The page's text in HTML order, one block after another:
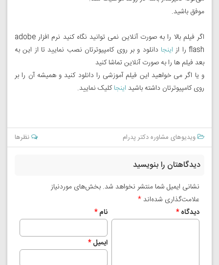
موفق باشید.
اگر فیلم بالا را به صورت آنلاین نمی توانید نگاه کنید نرم افزار adobe
flash را از
اینجا دانلود و بر روی کامپیوترتان نصب نمایید تا از این به
بعد فیلم ها را به صورت آنلاین تماشا کنید
و یا اگر می خواهید این فیلم آموزشی را دانلود کنید و همیشه آن را بر
روی کامپیوترتان داشته باشید اینجاکلیک نمایید.
ویدیوهای مشاوره دکتر پدرام نظرها
دیدگاهتان را بنویسید
نشانی ایمیل شما منتشر نخواهد شد. بخش‌های موردنیاز
علامت‌گذاری شده‌اند*
دیدگاه* نام*
ایمیل*